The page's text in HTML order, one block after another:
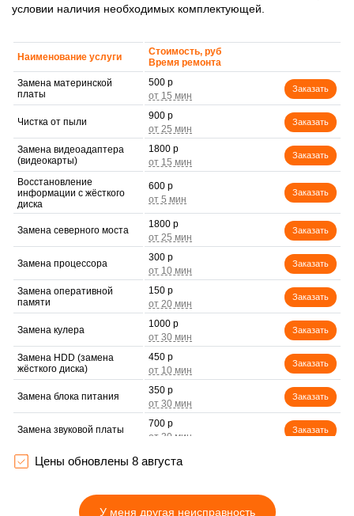
условии наличия необходимых комплектующей.
Наименование услуги
Стоимость, руб
Время ремонта
Замена материнской
платы
500 р
Заказать
Чистка от пыли
900 р
Заказать
Замена видеоадаптера
(видеокарты)
1800 р
Заказать
Восстановление
информации с жёсткого
диска
600 р
Заказать
Замена северного моста
1800 р
Заказать
Замена процессора
300 р
Заказать
Замена оперативной
памяти
150 р
Заказать
Замена кулера
1000 р
Заказать
Замена HDD (замена
жёсткого диска)
450 р
Заказать
Замена блока питания
350 р
Заказать
Замена звуковой платы
700 р
Заказать
Цены обновлены 8 августа
У меня другая неисправность